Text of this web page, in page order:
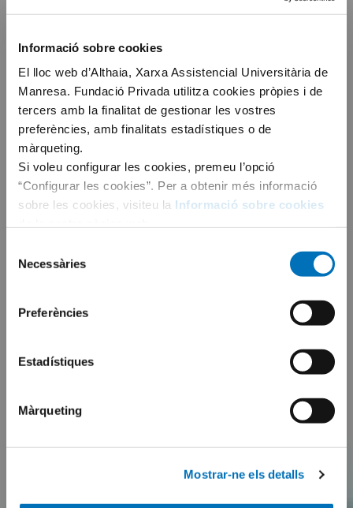
Informació sobre cookies
El lloc web d’Althaia, Xarxa Assistencial Universitària de
Manresa. Fundació Privada utilitza cookies pròpies i de
tercers amb la finalitat de gestionar les vostres
preferències, amb finalitats estadístiques o de
màrqueting.
Si voleu configurar les cookies, premeu l’opció
“Configurar les cookies”. Per a obtenir més informació
sobre les cookies, visiteu la Informació sobre cookies
Necessàries
Preferències
Estadístiques
Màrqueting
Mostrar-ne els detalls